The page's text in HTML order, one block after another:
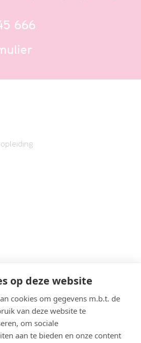
op deze website
cookies om gegevens m.b.t. de
van deze website te
om sociale
aan te bieden en onze content
666
en protocollen